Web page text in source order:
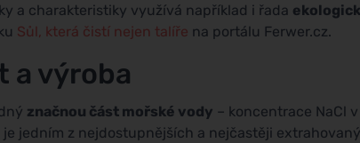
a charakteristiky využívá například i řada
Sůl, která čistí nejen talíře na portálu Ferwer.cz.
a výroba
značnou část mořské vody – koncentrace NaCl
jedním z nejdostupnějších a nejčastěji